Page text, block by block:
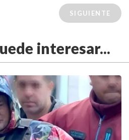
SIGUIENTE
interesar...